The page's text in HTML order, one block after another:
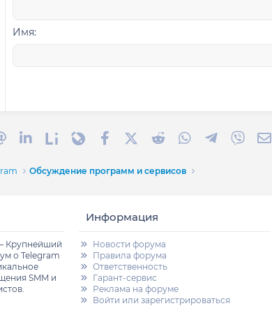
Имя
Mail.ru LinkedinLiveinternetLivejournalFacebookX (Twitter)
Reddit WhatsAppTelegram
Viber
Обсуждение программ и сервисов
Крупнейший
о Telegram
SMM и
Информация
Новости форума
Правила форума
Ответственность
Гарант-сервис
Реклама на форуме
Войти или зарегистрироваться